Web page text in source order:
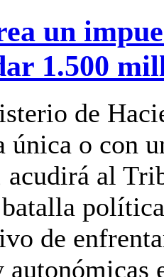
un
1.500
de
única o con
acudirá al
de